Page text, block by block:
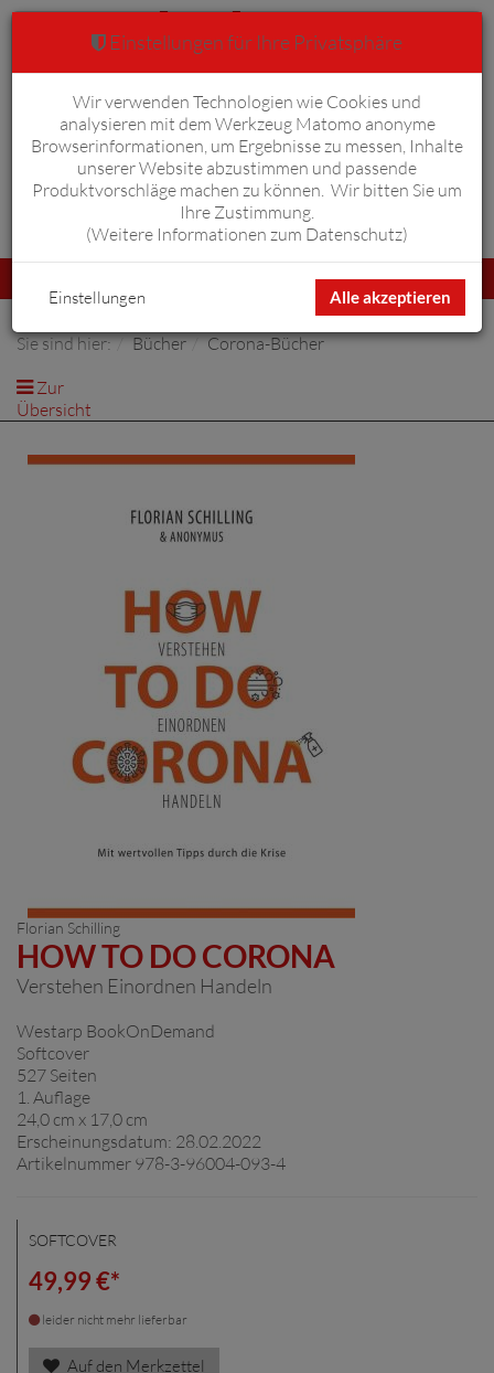
Anmelden Warenkorb 0
umschalten
Sie sind hier: Bücher
Corona-Bücher
Zur
Übersicht
Florian Schilling
HOW TO DO CORONA
Verstehen Einordnen Handeln
Westarp BookOnDemand
Softcover
527 Seiten
1. Auflage
24,0 cm x 17,0 cm
Erscheinungsdatum: 28.02.2022
Artikelnummer 978-3-96004-093-4
SOFTCOVER
49,99 €*
leider nicht mehr lieferbar
Auf den Merkzettel
Einstellungen für Ihre Privatsphäre
Wir verwenden Technologien wie Cookies und
analysieren mit dem Werkzeug Matomo anonyme
Browserinformationen, um Ergebnisse zu messen, Inhalte
unserer Website abzustimmen und passende
Produktvorschläge machen zu können. Wir bitten Sie um
Ihre Zustimmung.
(Weitere Informationen zum Datenschutz)
Alle akzeptieren
Einstellungen